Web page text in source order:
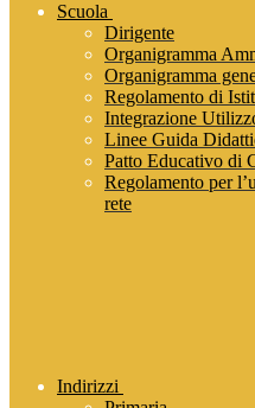
Scuola
Dirigente
Organigramma
Organigramma
Regolamento di
Integrazione
Linee Guida
Patto Educativo di
Regolamento per
rete
Indirizzi